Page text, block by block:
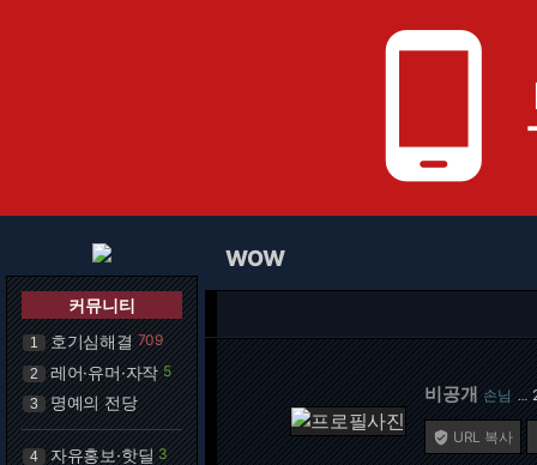
phone_android
커뮤니티
1 호기심해결 709
2 레어·유머·자작 5
3 명예의 전당
4 자유홍보·핫딜 3
WOW
비공개 손님 …
 URL 복사